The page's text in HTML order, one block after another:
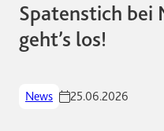
Spatenstich bei
geht’s los!
News 25.06.2026